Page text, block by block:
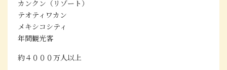
カンクン（リゾート）
テオティワカン
メキシコシティ
年間観光客
約４０００万人以上